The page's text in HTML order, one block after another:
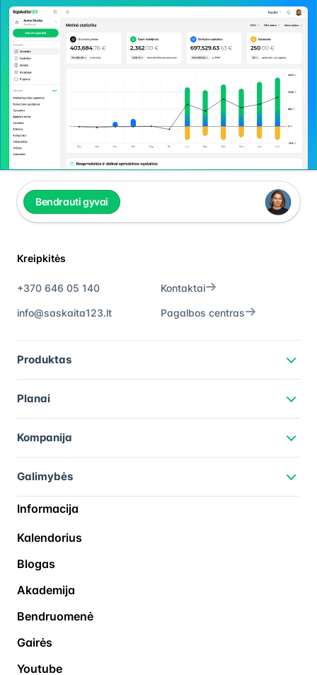
Bendrauti gyvai
Kreipkitės
+370 646 05 140
info@saskaita123.lt
Kontaktai
Pagalbos centras
Produktas
Planai
Kompanija
Galimybės
Informacija
Kalendorius
Blogas
Akademija
Bendruomenė
Gairės
Youtube